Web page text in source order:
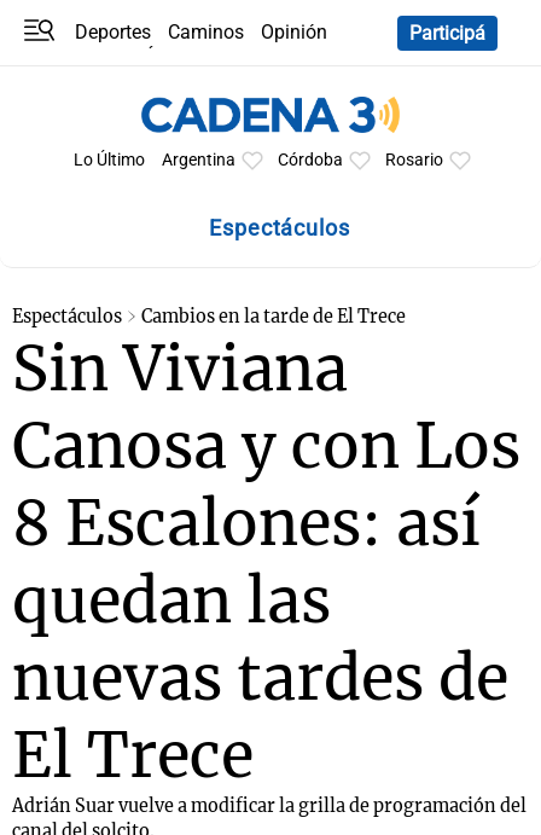
Deportes Caminos
Opinión
Participá
Lo Último Argentina Córdoba Rosario
Espectáculos
Espectáculos Cambios en la tarde de El Trece
Sin Viviana
Canosa y con Los
8 Escalones: así
quedan las
nuevas tardes de
El Trece
Adrián Suar vuelve a modificar la grilla de programación del